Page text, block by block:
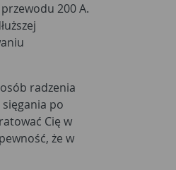
200 A.
radzenia
po
Cię w
że w